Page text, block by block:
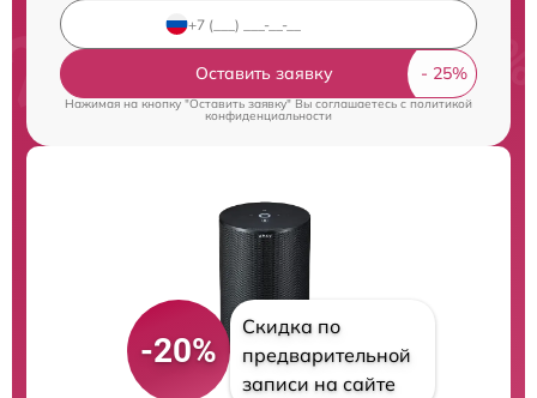
Оставить заявку
Нажимая на кнопку "Оставить заявку" Вы соглашаетесь cполитикой
конфиденциальности
-20%
Скидка по
предварительной
записи на сайте